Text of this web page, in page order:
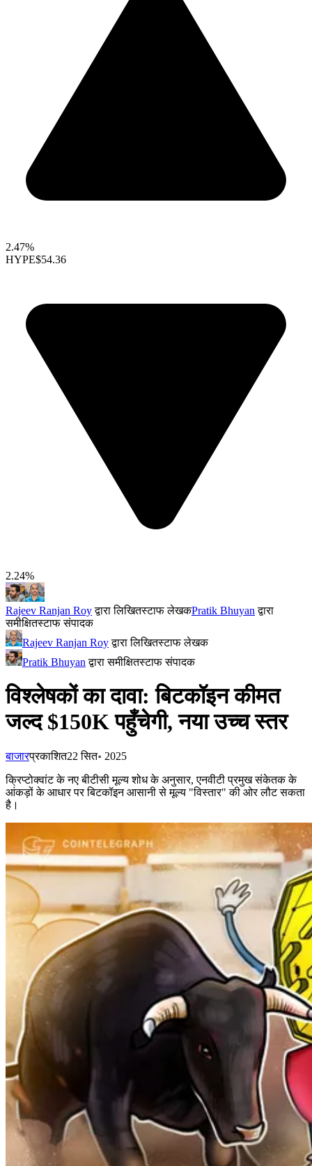
2.47%
HYPE$54.36
2.24%
Rajeev Ranjan Royद्वारा लिखितस्टाफ लेखकPratik Bhuyan द्वारा
समीक्षितस्टाफ संपादक
Rajeev Ranjan Royद्वारा लिखितस्टाफ लेखक
Pratik Bhuyan द्वारा समीक्षितस्टाफ संपादक
विश्लेषकों का दावा: बिटकॉइन कीमत
जल्द $150K पहुँचेगी, नया उच्च स्तर
बाजारप्रकाशित22 सित॰ 2025
क्रिप्टोक्वांट के नए बीटीसी मूल्य शोध के अनुसार, एनवीटी प्रमुख संकेतक के
आंकड़ों के आधार पर बिटकॉइन आसानी से मूल्य "विस्तार" की ओर लौट सकता
है।